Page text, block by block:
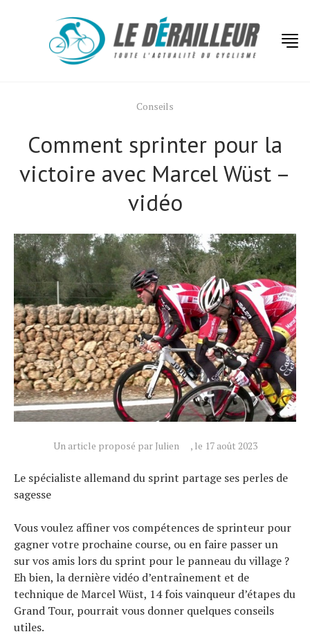
Conseils
Comment sprinter pour la
victoire avec Marcel Wüst –
vidéo
Un article proposé par Julien , le 17 août 2023
Le spécialiste allemand du sprint partage ses perles de
sagesse
Vous voulez affiner vos compétences de sprinteur pour
gagner votre prochaine course, ou en faire passer un
sur vos amis lors du sprint pour le panneau du village ?
Eh bien, la dernière vidéo d’entraînement et de
technique de Marcel Wüst, 14 fois vainqueur d’étapes du
Grand Tour, pourrait vous donner quelques conseils
utiles.
Actualités
Technologies
Tests de produits
Conseils
Tendances
Tous nos articles
À propos